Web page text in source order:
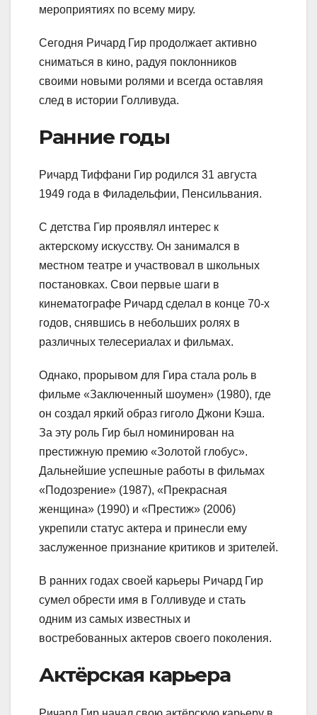
мероприятиях по всему миру.
Сегодня Ричард Гир продолжает активно
сниматься в кино, радуя поклонников
своими новыми ролями и всегда оставляя
след в истории Голливуда.
Ранние годы
Ричард Тиффани Гир родился 31 августа
1949 года в Филадельфии, Пенсильвания.
С детства Гир проявлял интерес к
актерскому искусству. Он занимался в
местном театре и участвовал в школьных
постановках. Свои первые шаги в
кинематографе Ричард сделал в конце 70-х
годов, снявшись в небольших ролях в
различных телесериалах и фильмах.
Однако, прорывом для Гира стала роль в
фильме «Заключенный шоумен» (1980), где
он создал яркий образ гиголо Джони Кэша.
За эту роль Гир был номинирован на
престижную премию «Золотой глобус».
Дальнейшие успешные работы в фильмах
«Подозрение» (1987), «Прекрасная
женщина» (1990) и «Престиж» (2006)
укрепили статус актера и принесли ему
заслуженное признание критиков и зрителей.
В ранних годах своей карьеры Ричард Гир
сумел обрести имя в Голливуде и стать
одним из самых известных и
востребованных актеров своего поколения.
Актёрская карьера